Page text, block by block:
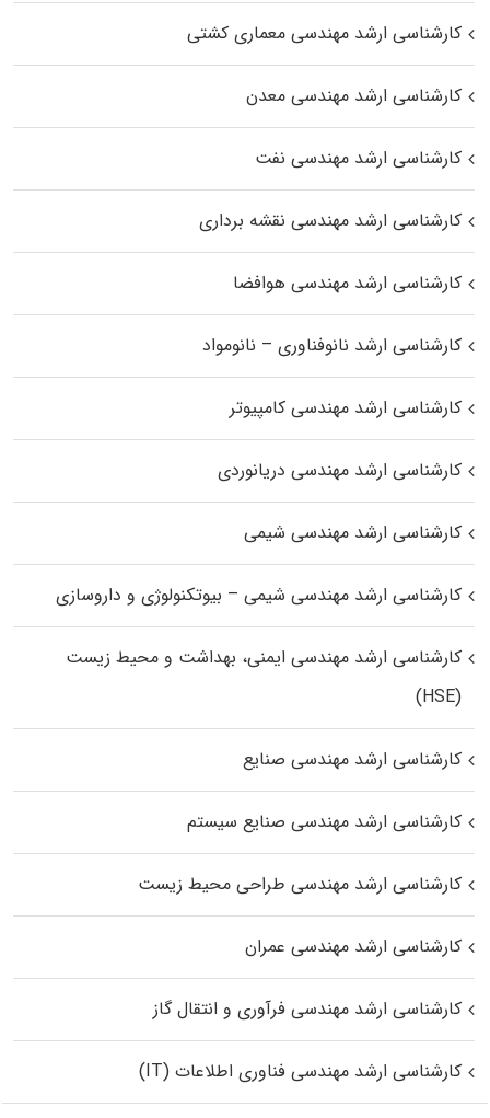
کارشناسی ارشد مهندسی معماری کشتی
کارشناسی ارشد مهندسی معدن
کارشناسی ارشد مهندسی نفت
کارشناسی ارشد مهندسی نقشه برداری
کارشناسی ارشد مهندسی هوافضا
کارشناسی ارشد نانوفناوری – نانومواد
کارشناسی ارشد مهندسی کامپیوتر
کارشناسی ارشد مهندسی دریانوردی
کارشناسی ارشد مهندسی شیمی
کارشناسی ارشد مهندسی شیمی – بیوتکنولوژی و داروسازی
کارشناسی ارشد مهندسی ایمنی، بهداشت و محیط زیست
(HSE)
کارشناسی ارشد مهندسی صنایع
کارشناسی ارشد مهندسی صنایع سیستم
کارشناسی ارشد مهندسی طراحی محیط زیست
کارشناسی ارشد مهندسی عمران
کارشناسی ارشد مهندسی فرآوری و انتقال گاز
کارشناسی ارشد مهندسی فناوری اطلاعات (IT)